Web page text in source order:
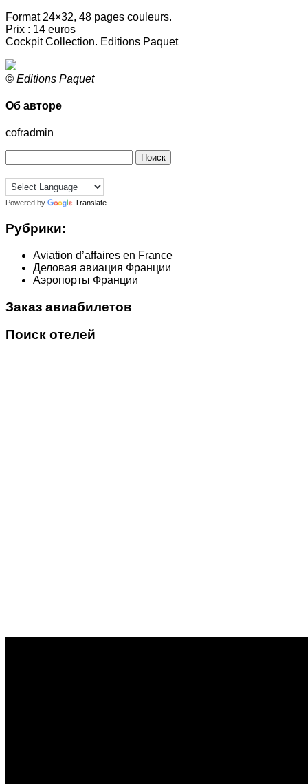
Format 24×32, 48 pages couleurs.
Prix : 14 euros
Cockpit Collection. Editions Paquet
© Editions Paquet
Об авторе
cofradmin
Powered by Translate
Рубрики:
Aviation d’affaires en France
Деловая авиация Франции
Аэропорты Франции
Заказ авиабилетов
Поиск отелей